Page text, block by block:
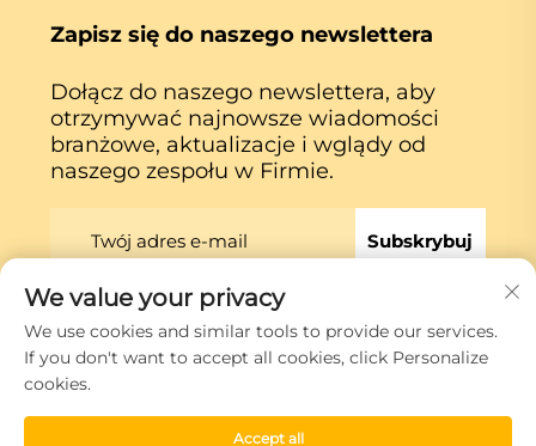
Zapisz się do naszego newslettera
Dołącz do naszego newslettera, aby
otrzymywać najnowsze wiadomości
branżowe, aktualizacje i wglądy od
naszego zespołu w Firmie.
Subskrybuj
Prawa autorskie © Xiamen Globe Machine Co.,ltd.
Polityka prywatności
We value your privacy
We use cookies and similar tools to provide our services.
If you don't want to accept all cookies, click Personalize
cookies.
Accept all